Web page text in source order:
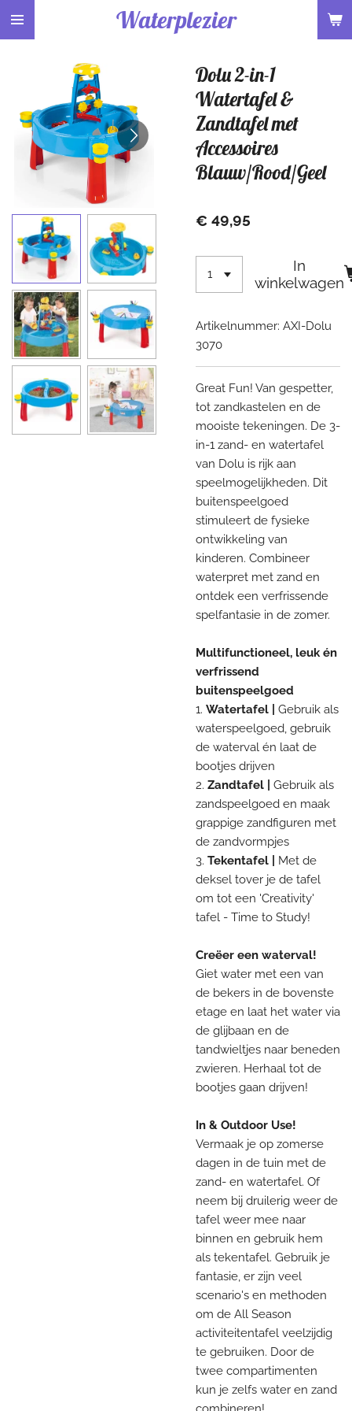
Ga
hoofdinhoud
Waterplezier
Dolu 2-in-1
Watertafel &
Zandtafel met
Accessoires
Blauw/Rood/Geel
€ 49,95
In
winkelwagen
Artikelnummer: AXI-Dolu
3070
Great Fun! Van gespetter,
tot zandkastelen en de
mooiste tekeningen. De 3-
in-1 zand- en watertafel
van Dolu is rijk aan
speelmogelijkheden. Dit
buitenspeelgoed
stimuleert de fysieke
ontwikkeling van
kinderen. Combineer
waterpret met zand en
ontdek een verfrissende
spelfantasie in de zomer.
Multifunctioneel, leuk én
verfrissend
buitenspeelgoed
1. Watertafel | Gebruik als
waterspeelgoed, gebruik
de waterval én laat de
bootjes drijven
2. Zandtafel |
Gebruik als
zandspeelgoed en maak
grappige zandfiguren met
de zandvormpjes
3. Tekentafel |
Met de
deksel tover je de tafel
om tot een 'Creativity'
tafel - Time to Study!
Creëer een waterval!
Giet water met een van
de bekers in de bovenste
etage en laat het water via
de glijbaan en de
tandwieltjes naar beneden
zwieren. Herhaal tot de
bootjes gaan drijven!
In & Outdoor Use!
Vermaak je op zomerse
dagen in de tuin met de
zand- en watertafel. Of
neem bij druilerig weer de
tafel weer mee naar
binnen en gebruik hem
als tekentafel. Gebruik je
fantasie, er zijn veel
scenario's en methoden
om de All Season
activiteitentafel veelzijdig
te gebruiken. Door de
twee compartimenten
kun je zelfs water en zand